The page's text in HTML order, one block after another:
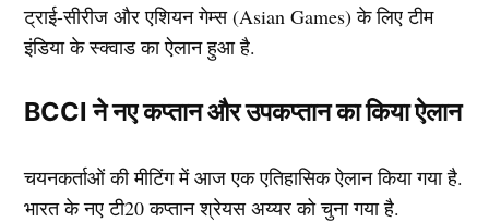
ट्राई-सीरीज और एशियन गेम्स (Asian Games) के लिए टीम
इंडिया के स्क्वाड का ऐलान हुआ है.
BCCI ने नए कप्तान और उपकप्तान का किया ऐलान
चयनकर्ताओं की मीटिंग में आज एक एतिहासिक ऐलान किया गया है.
भारत के नए टी20 कप्तान श्रेयस अय्यर को चुना गया है.